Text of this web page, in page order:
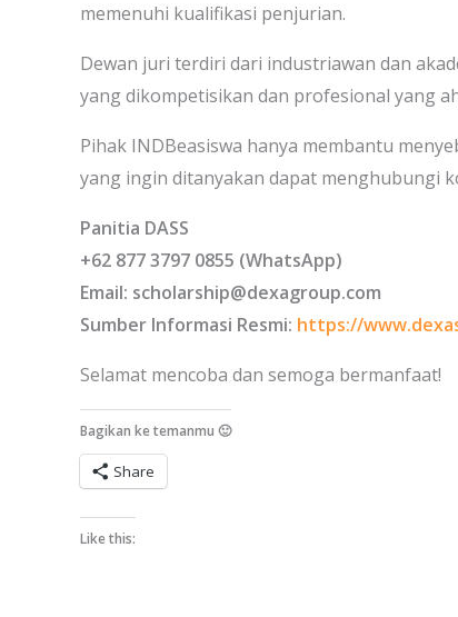
memenuhi kualifikasi penjurian.
Dewan juri terdiri dari industriawan dan
yang dikompetisikan dan profesional yang
Pihak INDBeasiswa hanya membantu
yang ingin ditanyakan dapat menghubungi
Panitia DASS
+62 877 3797 0855 (WhatsApp)
Email: scholarship@dexagroup.com
Sumber Informasi Resmi: https://
Selamat mencoba dan semoga bermanfaat!
Bagikan ke temanmu 🙂
Share
Like this: